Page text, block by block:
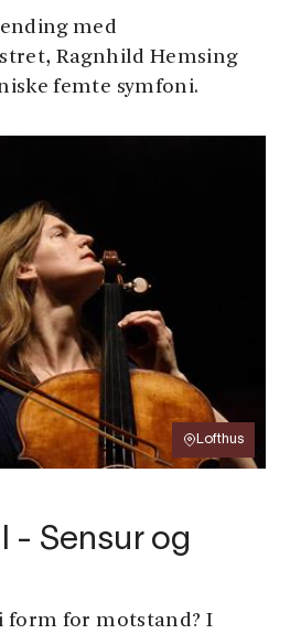
med
Ragnhild Hemsing
femte symfoni.
Lofthus
- Sensur og
form for motstand? I